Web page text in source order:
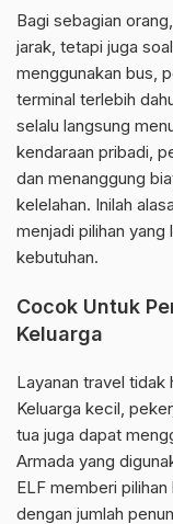
Bagi sebagian
jarak, tetapi juga
menggunakan bus,
terminal terlebih
selalu langsung
kendaraan pribadi,
dan menanggung
kelelahan. Inilah
menjadi pilihan yang
kebutuhan.
Cocok Untuk
Keluarga
Layanan travel
Keluarga kecil,
tua juga dapat
Armada yang
ELF memberi
dengan jumlah